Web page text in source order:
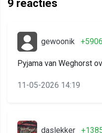
9 reacties
gewoonik +5906
Pyjama van Weghorst
11-05-2026 14:19
daslekker